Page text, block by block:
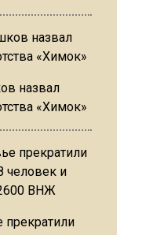
назвал
«Химок»